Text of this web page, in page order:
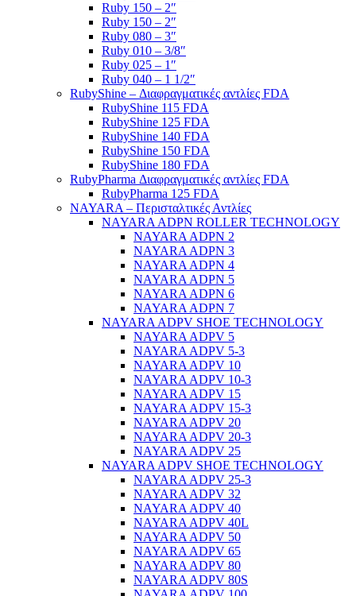
Ruby 150 – 2″
Ruby 150 – 2″
Ruby 080 – 3″
Ruby 010 – 3/8″
Ruby 025 – 1″
Ruby 040 – 1 1/2″
RubyShine – Διαφραγματικές αντλίες FDA
RubyShine 115 FDA
RubyShine 125 FDA
RubyShine 140 FDA
RubyShine 150 FDA
RubyShine 180 FDA
RubyPharma Διαφραγματικές αντλίες FDA
RubyPharma 125 FDA
NAYARA – Περισταλτικές Αντλίες
NAYARA ADPN ROLLER TECHNOLOGY
NAYARA ADPN 2
NAYARA ADPN 3
NAYARA ADPN 4
NAYARA ADPN 5
NAYARA ADPN 6
NAYARA ADPN 7
NAYARA ADPV SHOE TECHNOLOGY
NAYARA ADPV 5
NAYARA ADPV 5-3
NAYARA ADPV 10
NAYARA ADPV 10-3
NAYARA ADPV 15
NAYARA ADPV 15-3
NAYARA ADPV 20
NAYARA ADPV 20-3
NAYARA ADPV 25
NAYARA ADPV SHOE TECHNOLOGY
NAYARA ADPV 25-3
NAYARA ADPV 32
NAYARA ADPV 40
NAYARA ADPV 40L
NAYARA ADPV 50
NAYARA ADPV 65
NAYARA ADPV 80
NAYARA ADPV 80S